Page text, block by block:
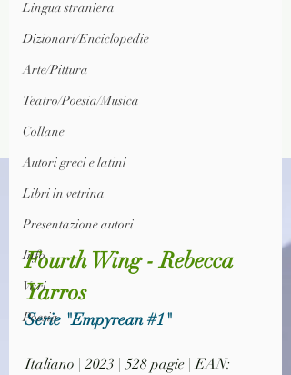
Lingua straniera
Dizionari/Enciclopedie
Arte/Pittura
Teatro/Poesia/Musica
Collane
Autori greci e latini
Libri in vetrina
Presentazione autori
Info
Vari
Poesia
Fourth Wing - Rebecca
Yarros
Serie "Empyrean #1"
Italiano | 2023 | 528 pagie | EAN: